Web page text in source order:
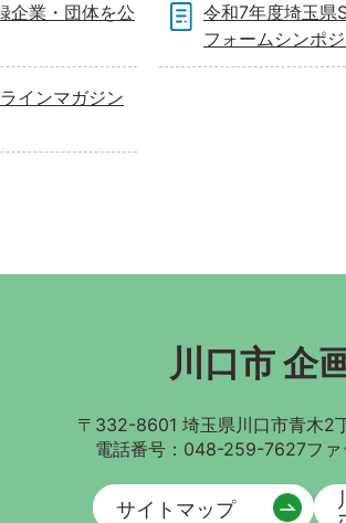
企業・団体を公
令和7年度埼玉県
フォームシンポ
インマガジン
川口市 企
〒332-8601 埼玉県川口市青木2
電話番号：048-259-7627フ
サイトマップ